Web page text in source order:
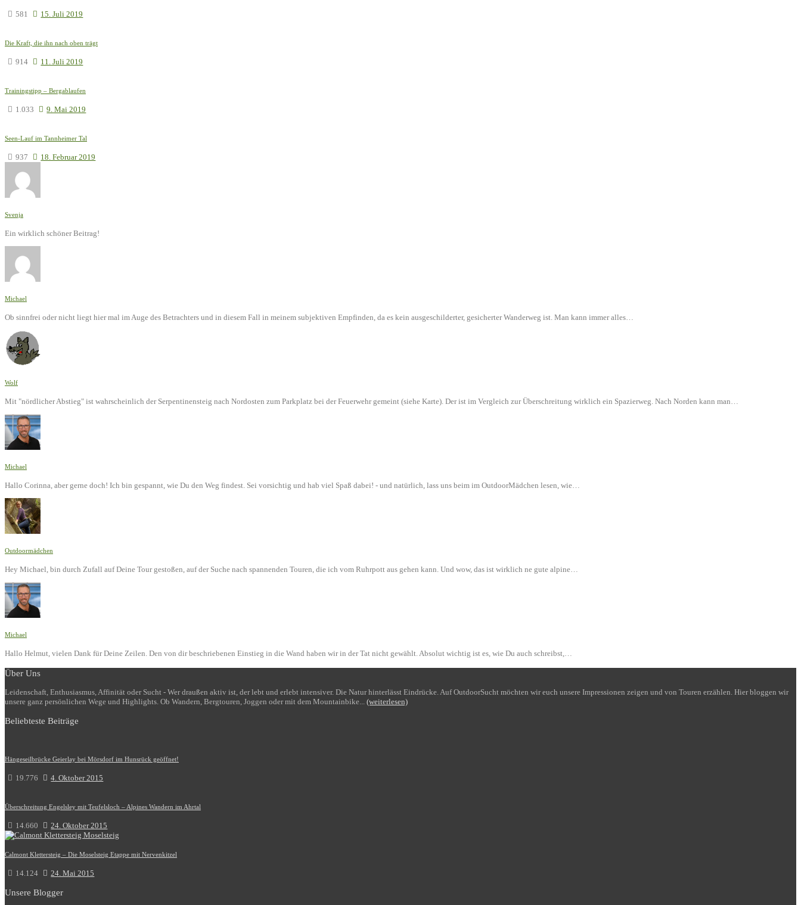
581 15. Juli 2019
Die Kraft, die ihn nach oben trägt
914 11. Juli 2019
Trainingstipp – Bergablaufen
1.033 9. Mai 2019
Seen-Lauf im Tannheimer Tal
937 18. Februar 2019
Svenja
Ein wirklich schöner Beitrag!
Michael
Ob sinnfrei oder nicht liegt hier mal im Auge des Betrachters und in diesem Fall in meinem subjektiven Empfinden, da es kein ausgeschilderter, gesicherter Wanderweg ist. Man kann immer alles…
Wolf
Mit "nördlicher Abstieg" ist wahrscheinlich der Serpentinensteig nach Nordosten zum Parkplatz bei der Feuerwehr gemeint (siehe Karte). Der ist im Vergleich zur Überschreitung wirklich ein Spazierweg. Nach Norden kann man…
Michael
Hallo Corinna, aber gerne doch! Ich bin gespannt, wie Du den Weg findest. Sei vorsichtig und hab viel Spaß dabei! - und natürlich, lass uns beim im OutdoorMädchen lesen, wie…
Outdoormädchen
Hey Michael, bin durch Zufall auf Deine Tour gestoßen, auf der Suche nach spannenden Touren, die ich vom Ruhrpott aus gehen kann. Und wow, das ist wirklich ne gute alpine…
Michael
Hallo Helmut, vielen Dank für Deine Zeilen. Den von dir beschriebenen Einstieg in die Wand haben wir in der Tat nicht gewählt. Absolut wichtig ist es, wie Du auch schreibst,…
Über Uns
Leidenschaft, Enthusiasmus, Affinität oder Sucht - Wer draußen aktiv ist, der lebt und erlebt intensiver. Die Natur hinterlässt Eindrücke. Auf OutdoorSucht möchten wir euch unsere Impressionen zeigen und von Touren erzählen. Hier bloggen wir
unsere ganz persönlichen Wege und Highlights. Ob Wandern, Bergtouren, Joggen oder mit dem Mountainbike... (weiterlesen)
Beliebteste Beiträge
Hängeseilbrücke Geierlay bei Mörsdorf im Hunsrück geöffnet!
19.776 4. Oktober 2015
Überschreitung Engelsley mit Teufelsloch – Alpines Wandern im Ahrtal
14.660 24. Oktober 2015
Calmont Klettersteig – Die Moselsteig Etappe mit Nervenkitzel
14.124 24. Mai 2015
Unsere Blogger